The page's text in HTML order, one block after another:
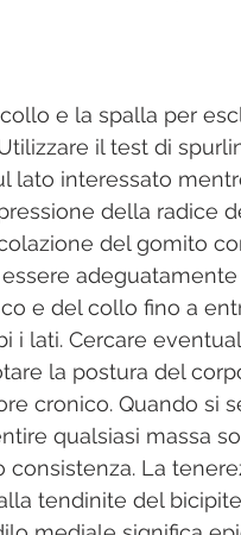
e la spalla per
il test di
lato interessato
della radice
del gomito
e del collo fino a
lati. Cercare
la postura del
cronico. Quando si
qualsiasi massa
La
tendinite del